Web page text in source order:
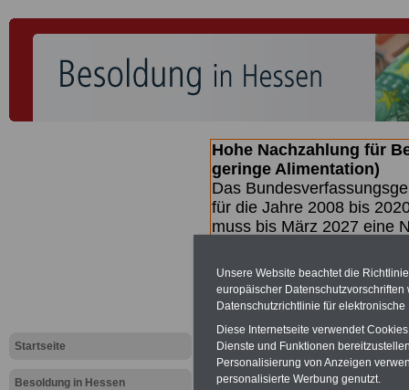
Startseite
Besoldung in Hessen
Hohe Nachzahlung für
geringe Alimentation)
Das
für die Jahre 2008 bis
muss bis März 2027 eine
(Beamte &
geben (Medienberichten
mind.3.000 und 13.000
hierzu eine Broschüre
des Gesetzentwurfs der
(wahrscheinlich im
Broschüre.
Unsere Website beachtet die
europäischer
Datenschutzrichtlinie für
Diese Internetseite verwendet
Dienste und Funktionen
Personalisierung von Anzeigen
personalisierte Werbung genutzt.